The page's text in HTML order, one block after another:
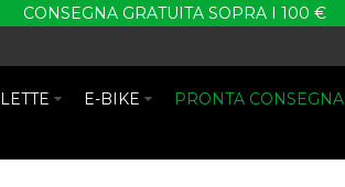
CONSEGNA GRATUITA SOPRA I 100 €
E-BIKE PRONTA CONSEGNA